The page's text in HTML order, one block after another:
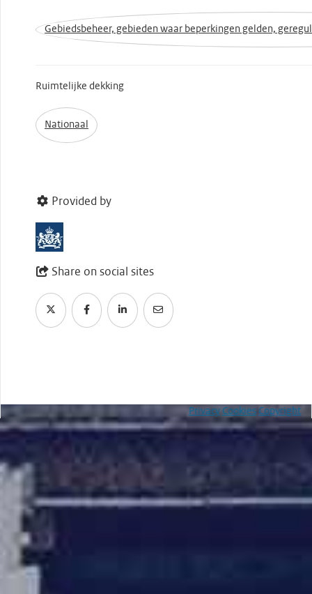
Gebiedsbeheer, gebieden waar beperkingen gelden,
Ruimtelijke dekking
Nationaal
Provided by
Share on social sites
Privacy Cookies Copyright